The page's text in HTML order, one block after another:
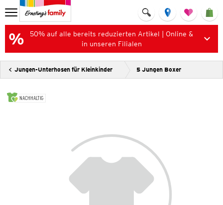
50% auf alle bereits reduzierten Artikel | Online &
in unseren Filialen
Jungen-Unterhosen für Kleinkinder 5 Jungen Boxer
NACHHALTIG